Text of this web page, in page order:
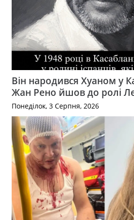
Він народився Хуаном у
Жан Рено йшов до ролі
Понеділок, 3 Серпня, 2026